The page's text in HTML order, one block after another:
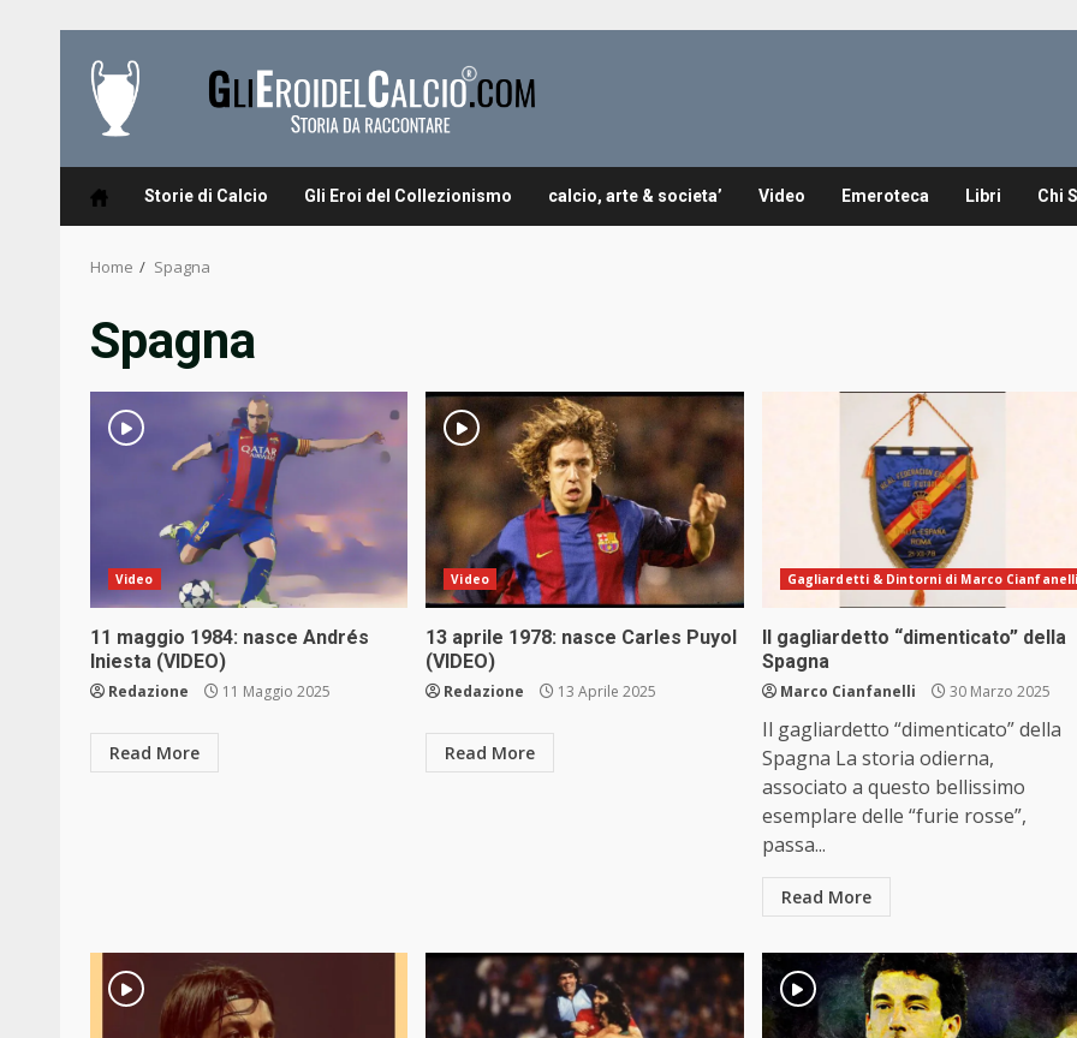
content
Storie di Calcio Gli Eroi del Collezionismo calcio, arte & societa’ Video Emeroteca Libri Chi
Home Spagna
Spagna
Video
11 maggio 1984: nasce Andrés
Iniesta (VIDEO)
Redazione 11 Maggio 2025
Read More
Video
13 aprile 1978: nasce Carles Puyol
(VIDEO)
Redazione 13 Aprile 2025
Read More
Gagliardetti & Dintorni di Marco
Il gagliardetto “dimenticato” della
Spagna
Marco Cianfanelli 30 Marzo 2025
Il gagliardetto “dimenticato” della
Spagna La storia odierna,
associato a questo bellissimo
esemplare delle “furie rosse”,
passa...
Read More